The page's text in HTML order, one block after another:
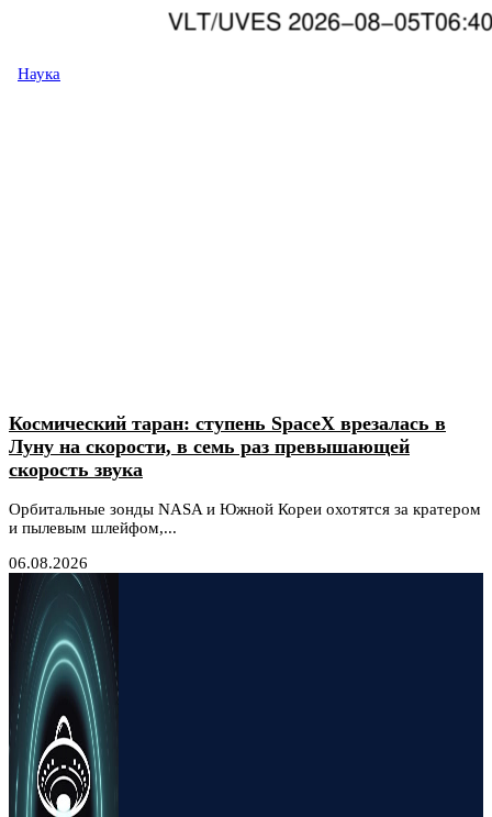
Наука
Космический таран: ступень SpaceX врезалась в
Луну на скорости, в семь раз превышающей
скорость звука
Орбитальные зонды NASA и Южной Кореи охотятся за кратером
и пылевым шлейфом,...
06.08.2026